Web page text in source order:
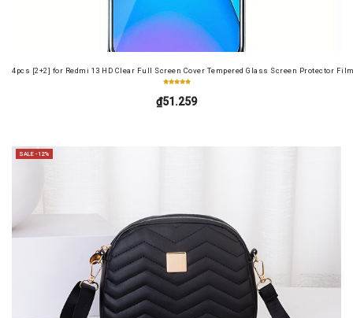
4pcs [2+2] for Redmi 13 HD Clear Full Screen Cover Tempered Glass Screen Protector
₫51.259
SALE -12%